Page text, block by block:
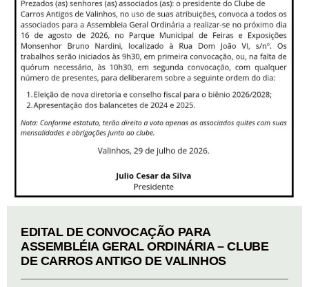
EDITAL DE CONVOCAÇÃO PARA
ASSEMBLÉIA GERAL ORDINÁRIA – CLUBE
DE CARROS ANTIGO DE VALINHOS